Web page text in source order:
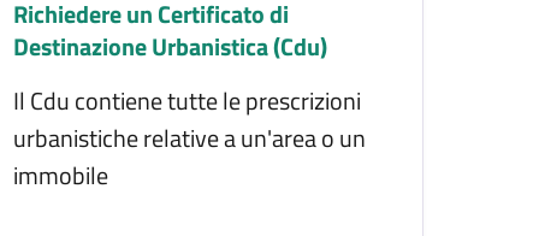
Richiedere un Certificato di
Destinazione Urbanistica (Cdu)
Il Cdu contiene tutte le prescrizioni
urbanistiche relative a un'area o un
immobile